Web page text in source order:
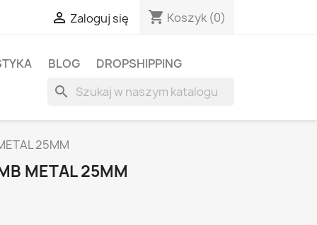
 Zaloguj się shopping_cart Koszyk (0)
BLOG DROPSHIPPING
search
25MM
METAL 25MM